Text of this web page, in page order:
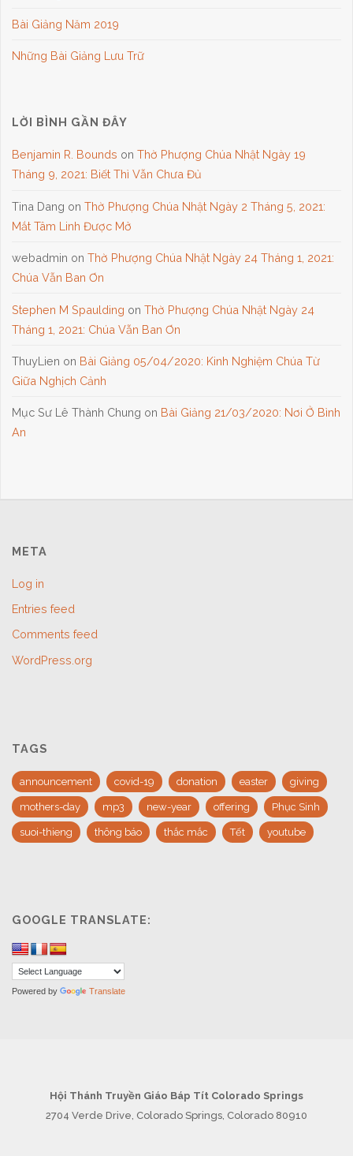
Bài Giảng Năm 2019
Những Bài Giảng Lưu Trữ
LỜI BÌNH GẦN ĐÂY
Benjamin R. Bounds onThờ Phượng Chúa Nhật Ngày 19
Tháng 9, 2021: Biết Thì Vẫn Chưa Đủ
Tina Dang onThờ Phượng Chúa Nhật Ngày 2 Tháng 5, 2021:
Mắt Tâm Linh Được Mở
webadmin onThờ Phượng Chúa Nhật Ngày 24 Tháng 1, 2021:
Chúa Vẫn Ban Ơn
Stephen M Spaulding onThờ Phượng Chúa Nhật Ngày 24
Tháng 1, 2021: Chúa Vẫn Ban Ơn
ThuyLien on Bài Giảng 05/04/2020: Kinh Nghiệm Chúa Từ
Giữa Nghịch Cảnh
Mục Sư Lê Thành Chung on Bài Giảng 21/03/2020: Nơi Ở Bình
An
META
Log in
Entries feed
Comments feed
WordPress.org
TAGS
announcement covid-19 donation easter giving
mothers-day mp3 new-year offering Phục Sinh
suoi-thieng thông báo thắc mắc Tết youtube
GOOGLE TRANSLATE:
Powered by Translate
Hội Thánh Truyền Giáo Báp Tít Colorado Springs
2704 Verde Drive, Colorado Springs, Colorado 80910